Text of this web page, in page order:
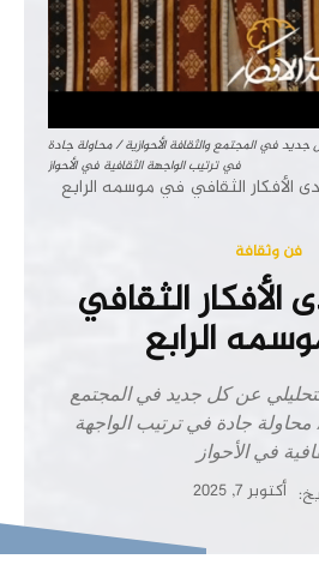
عن كل جديد في المجتمع والثقافة الأحوازية / محاولة جادة
في ترتيب الواجهة الثقافية في الأحواز
الأفكار الثقافي في موسمه الرابع
فن وثقافة
الثقافي
الرابع
3 النبأ التحليلي عن كل جديد في المجتمع
/ محاولة جادة في ترتيب الواجهة
في الأحواز
أكتوبر 7, 2025